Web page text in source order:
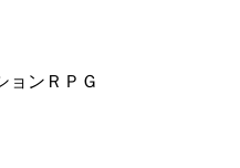
ョンＲＰＧ